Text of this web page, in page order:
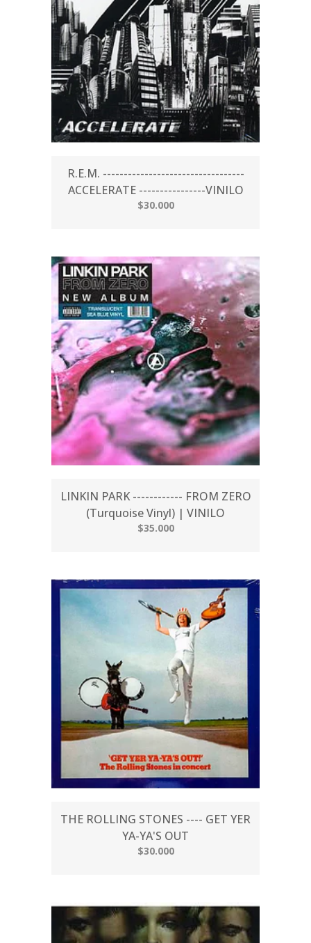
R.E.M. ----------------------------------
ACCELERATE ----------------VINILO
$30.000
LINKIN PARK ------------ FROM ZERO
(Turquoise Vinyl) | VINILO
$35.000
THE ROLLING STONES ---- GET YER
YA-YA'S OUT
$30.000